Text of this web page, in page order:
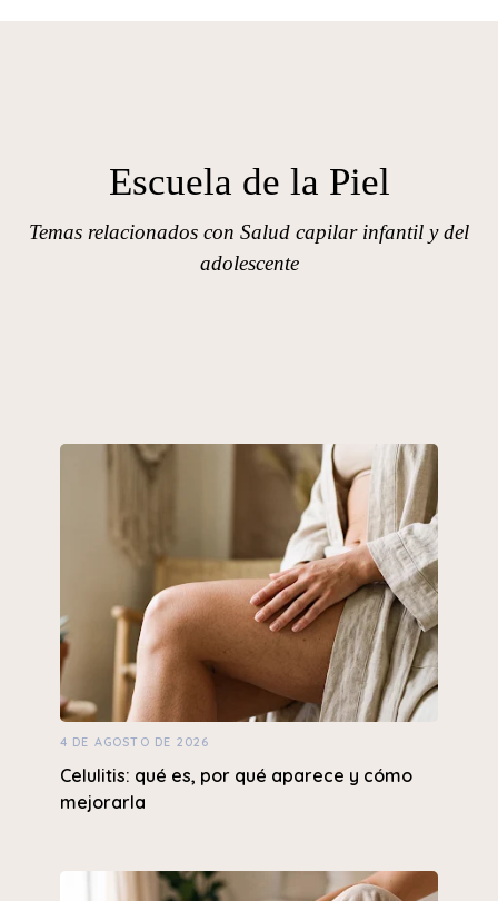
Escuela de la Piel
Temas relacionados con Salud capilar infantil y del
adolescente
4 DE AGOSTO DE 2026
Celulitis: qué es, por qué aparece y cómo
mejorarla